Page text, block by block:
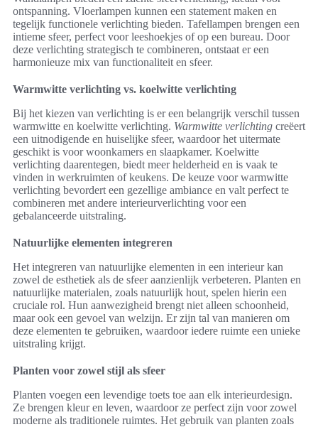
ontspanning. Vloerlampen kunnen een statement maken en
tegelijk functionele verlichting bieden. Tafellampen brengen een
intieme sfeer, perfect voor leeshoekjes of op een bureau. Door
deze verlichting strategisch te combineren, ontstaat er een
harmonieuze mix van functionaliteit en sfeer.
Warmwitte verlichting vs. koelwitte verlichting
Bij het kiezen van verlichting is er een belangrijk verschil tussen
warmwitte en koelwitte verlichting. Warmwitte verlichting creëert
een uitnodigende en huiselijke sfeer, waardoor het uitermate
geschikt is voor woonkamers en slaapkamer. Koelwitte
verlichting daarentegen, biedt meer helderheid en is vaak te
vinden in werkruimten of keukens. De keuze voor warmwitte
verlichting bevordert een gezellige ambiance en valt perfect te
combineren met andere interieurverlichting voor een
gebalanceerde uitstraling.
Natuurlijke elementen integreren
Het integreren van natuurlijke elementen in een interieur kan
zowel de esthetiek als de sfeer aanzienlijk verbeteren. Planten en
natuurlijke materialen, zoals natuurlijk hout, spelen hierin een
cruciale rol. Hun aanwezigheid brengt niet alleen schoonheid,
maar ook een gevoel van welzijn. Er zijn tal van manieren om
deze elementen te gebruiken, waardoor iedere ruimte een unieke
uitstraling krijgt.
Planten voor zowel stijl als sfeer
Planten voegen een levendige toets toe aan elk interieurdesign.
Ze brengen kleur en leven, waardoor ze perfect zijn voor zowel
moderne als traditionele ruimtes. Het gebruik van planten zoals